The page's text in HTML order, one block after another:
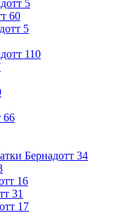
5
60
5
110
66
Бернадотт 34
16
31
17